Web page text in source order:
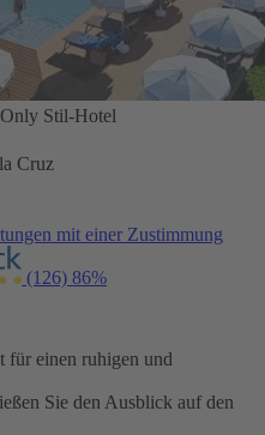
Stil-Hotel
Cruz
mit einer Zustimmung
(126) 86%
für einen ruhigen und
Sie den Ausblick auf den